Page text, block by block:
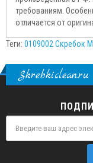
требованиям.
отличается от
Теги: 0109002 Скребок
Skrebkiclean.ru